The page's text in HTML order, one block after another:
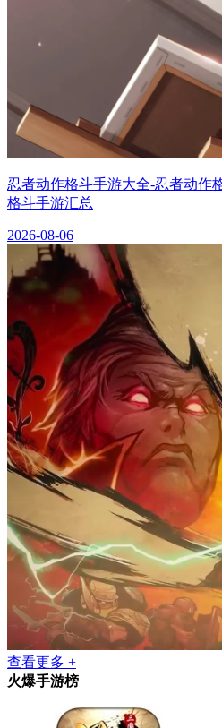
忍者动作格斗手游大全-忍者动作
格斗手游汇总
2026-08-06
查看更多 +
火爆手游榜